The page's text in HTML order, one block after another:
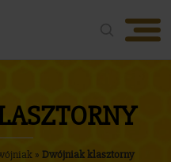
» Dwójniak klasztorny